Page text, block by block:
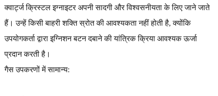
क्वार्ट्ज क्रिस्टल इग्नाइटर अपनी सादगी और विश्वसनीयता के लिए जाने जाते
हैं। उन्हें किसी बाहरी शक्ति स्रोत की आवश्यकता नहीं होती है, क्योंकि
उपयोगकर्ता द्वारा इग्निशन बटन दबाने की यांत्रिक क्रिया आवश्यक ऊर्जा
प्रदान करती है।
गैस उपकरणों में सामान्य: